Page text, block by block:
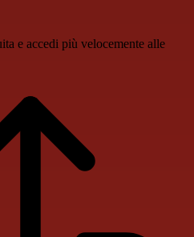
e accedi più velocemente alle